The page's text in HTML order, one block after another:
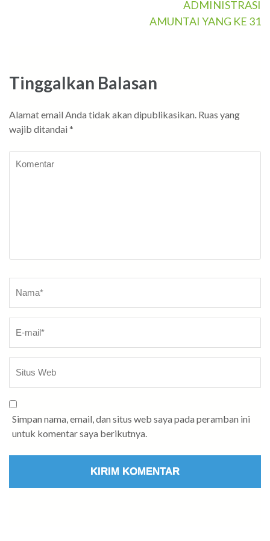
ADMINISTRASI
AMUNTAI YANG KE 31
Tinggalkan Balasan
Alamat email Anda tidak akan dipublikasikan. Ruas yang
wajib ditandai *
Simpan nama, email, dan situs web saya pada peramban ini
untuk komentar saya berikutnya.